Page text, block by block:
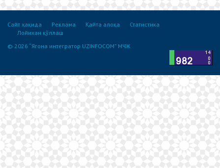
Сайт ҳақида Реклама Қайта алоқа
Статистика
Лойихан қўллаш
© 2026 “Ягона интегратор UZINFOCOM” МЧЖ